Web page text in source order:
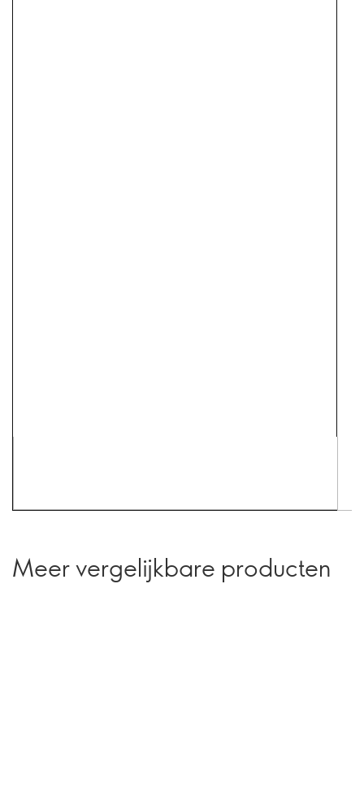
Meer vergelijkbare producten